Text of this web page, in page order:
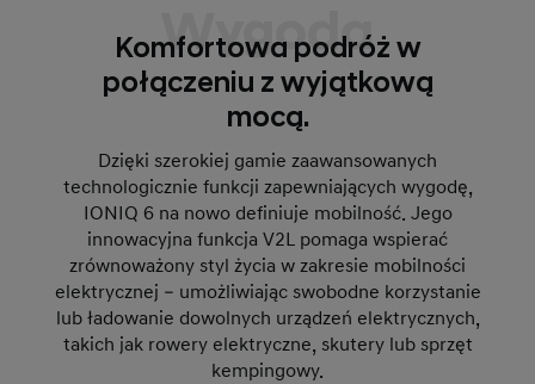
Wygoda
Komfortowa podróż w
połączeniu z wyjątkową
mocą.
Dzięki szerokiej gamie zaawansowanych
technologicznie funkcji zapewniających wygodę,
IONIQ 6 na nowo definiuje mobilność. Jego
innowacyjna funkcja V2L pomaga wspierać
zrównoważony styl życia w zakresie mobilności
elektrycznej – umożliwiając swobodne korzystanie
lub ładowanie dowolnych urządzeń elektrycznych,
takich jak rowery elektryczne, skutery lub sprzęt
kempingowy.